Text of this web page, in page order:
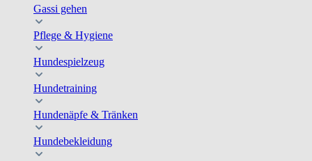
Gassi gehen
Pflege & Hygiene
Hundespielzeug
Hundetraining
Hundenäpfe & Tränken
Hundebekleidung